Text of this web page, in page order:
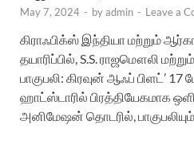
May 7, 2024 - byadmin - Leave a
கிராஃபிக்ஸ் இந்தியா மற்றும்
தயாரிப்பில், S.S. ராஜமௌலி
பாகுபலி: கிரவுன் ஆஃப் பிளட்’ 17
ஹாட்ஸ்டாரில் பிரத்தியேகமாக
அனிமேஷன் தொடரில்,